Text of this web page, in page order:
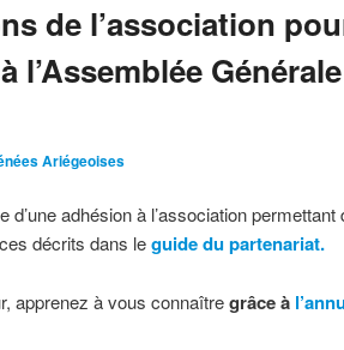
de l’association
l’Assemblée
Ariégeoises
adhésion à l’association permettant
décrits dans leguide du partenariat.
apprenez à vous connaîtregrâce à